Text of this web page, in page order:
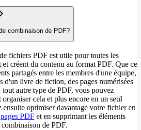
combinaison de PDF?
fichiers PDF est utile pour toutes les
créent du contenu au format PDF. Que ce
partagés entre les membres d'une équipe,
d'un livre de fiction, des pages numérisées
tout autre type de PDF, vous pouvez
cela et plus encore en un seul
optimiser davantage votre fichier en
PDF et en supprimant les éléments
de PDF.